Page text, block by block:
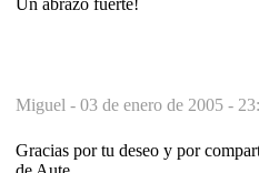
Miguel - 03 de enero de 2005 -
Gracias por tu deseo y por